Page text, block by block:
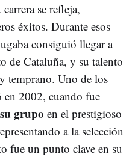
se refleja,
éxitos. Durante esos
consiguió llegar a
de Cataluña, y su talento
temprano. Uno de los
en 2002, cuando fue
grupo en el prestigioso
a la selección
fue un punto clave en su